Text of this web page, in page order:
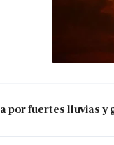
por fuertes lluvias